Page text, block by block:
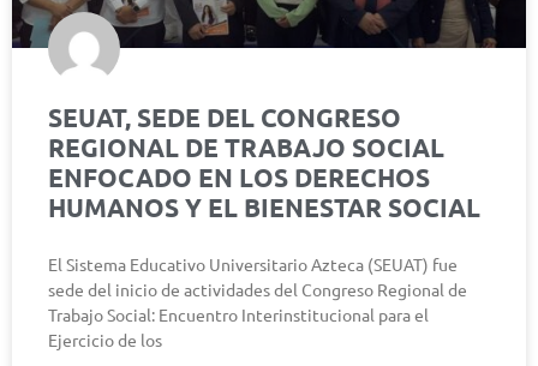
SEUAT, SEDE DEL CONGRESO
REGIONAL DE TRABAJO SOCIAL
ENFOCADO EN LOS DERECHOS
HUMANOS Y EL BIENESTAR SOCIAL
El Sistema Educativo Universitario Azteca (SEUAT) fue
sede del inicio de actividades del Congreso Regional de
Trabajo Social: Encuentro Interinstitucional para el
Ejercicio de los